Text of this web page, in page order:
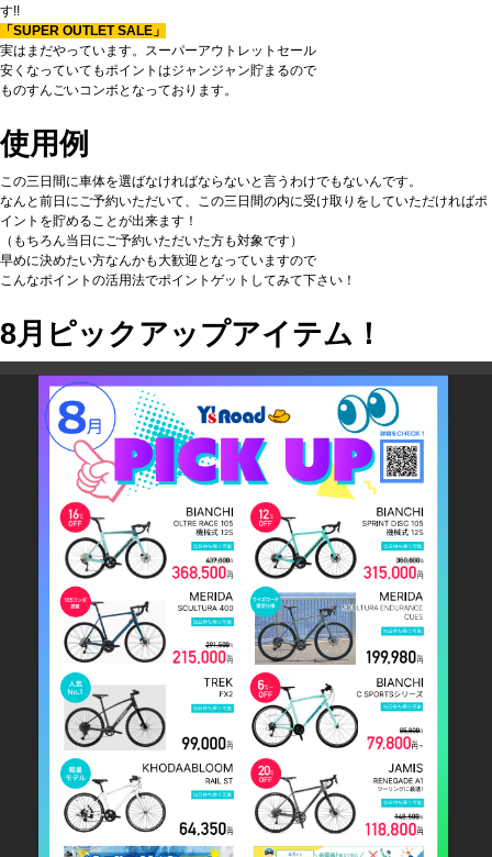
す!!
「SUPER OUTLET SALE」
実はまだやっています。スーパーアウトレットセール
安くなっていてもポイントはジャンジャン貯まるので
ものすんごいコンボとなっております。
使用例
この三日間に車体を選ばなければならないと言うわけでもないんです。
なんと前日にご予約いただいて、この三日間の内に受け取りをしていただければポ
イントを貯めることが出来ます！
（もちろん当日にご予約いただいた方も対象です）
早めに決めたい方なんかも大歓迎となっていますので
こんなポイントの活用法でポイントゲットしてみて下さい！
8月ピックアップアイテム！